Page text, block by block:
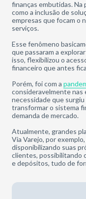
finanças embutidas.
como a inclusão de
empresas que focam o
serviços.
Esse fenômeno
que passaram a
isso, flexibilizou o
financeiro que antes
Porém, foi com a
consideravelmente nas
necessidade que
transformar o sistema
demanda de mercado.
Atualmente, grandes
Via Varejo, por
disponibilizando suas
clientes, possibilitando
e depósitos, tudo de